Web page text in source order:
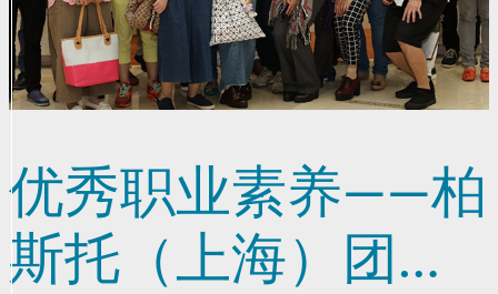
优秀职业素养——柏
斯托（上海）团队